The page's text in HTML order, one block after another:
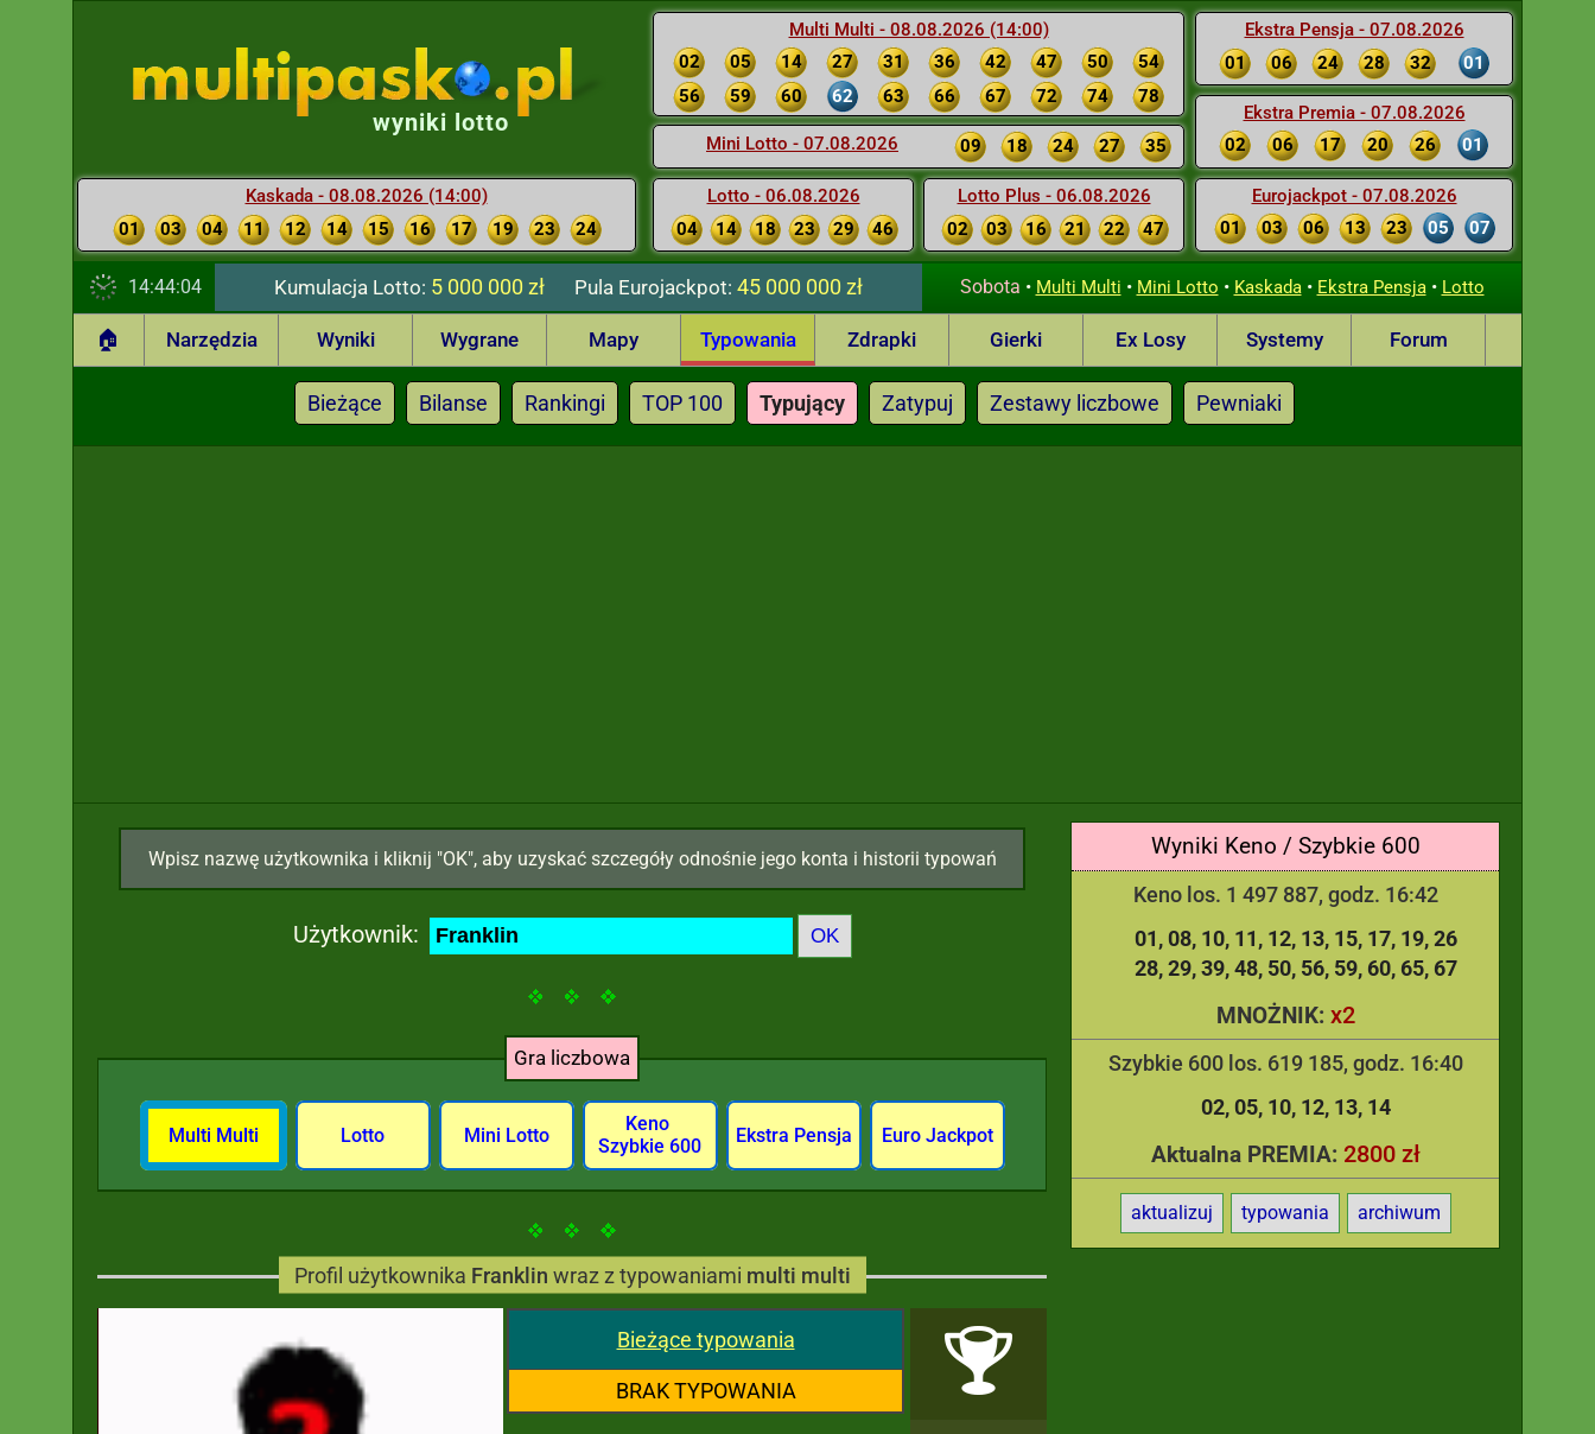
Multi Multi - 08.08.2026 (14:00)
02
05 14 27 31 36 42 47 50
54
56
59 60 62 63 66 67 72 74 78
Mini Lotto - 07.08.2026 09 18 24 27 35
Lotto - 06.08.2026
04
14 18 23 29 46
Lotto Plus - 06.08.2026
02
03 16 21 22 47
Ekstra Pensja - 07.08.2026
01
06 24 28 32 01
Ekstra Premia - 07.08.2026
02
06 17 20 26 01
Eurojackpot - 07.08.2026
01
03 06 13 23 05 07
wyniki lotto
Kaskada - 08.08.2026 (14:00)
01
03 04 11 12 14 15 16 17 19 23 24
14:44:05 Kumulacja Lotto: 5 000 000 zł PulaEurojackpot: 45 000 000 zł Sobota • Multi Multi • Mini Lotto • Kaskada• Ekstra Pensja• Lotto
🏠 Narzędzia Wyniki Wygrane Mapy Typowania Zdrapki Gierki Ex Losy Systemy Forum
Bieżące Bilanse Rankingi TOP 100 Typujący Zatypuj Zestawy liczbowe Pewniaki
Wyniki Keno / Szybkie 600
Keno los. 1 497 887, godz. 16:42
01 08 10 11 12 13 15 17 19 26
28 29 39 48 50 56 59 60 65 67
MNOŻNIK: x2
Szybkie 600 los. 619 185, godz. 16:40
02 05 10 12 13 14
Aktualna PREMIA: 2800 zł
aktualizuj typowania archiwum
Wpisz nazwę użytkownika i kliknij "OK", aby uzyskać szczegóły odnośnie jego konta i historii typowań
Użytkownik:
Gra liczbowa
Multi Multi Lotto Mini Lotto
Keno
Szybkie 600
Ekstra Pensja Euro Jackpot
Profil użytkownika Franklin wraz z typowaniami multi multi
Bieżące typowania
BRAK TYPOWANIA